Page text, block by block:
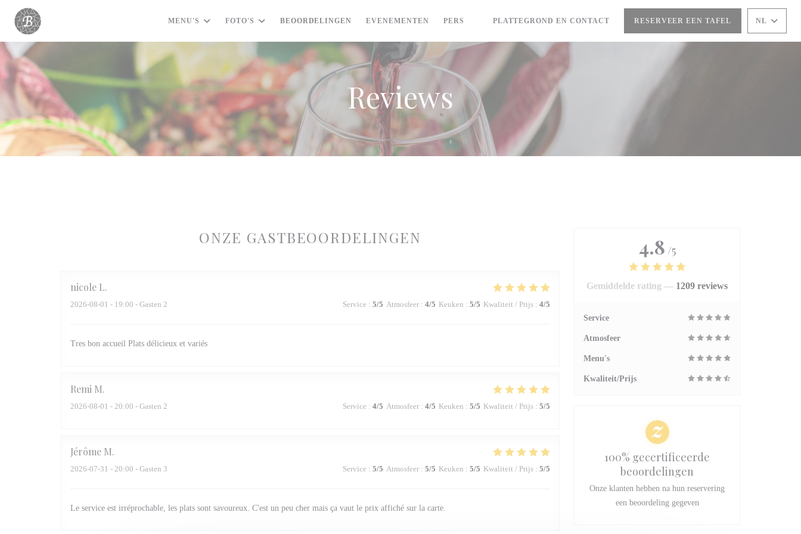
Cookies beheer paneel
MENU'S FOTO'S BEOORDELINGEN EVENEMENTEN PERS PLATTEGROND EN CONTACT RESERVEER EEN TAFEL NL
Reviews
ONZE GASTBEOORDELINGEN
nicole L
2026-08-01 - 19:00 - Gasten 2 Service : 5/5 Atmosfeer : 4/5 Keuken : 5/5 Kwaliteit / Prijs : 4/5
Tres bon accueil Plats délicieux et variés
Remi M
2026-08-01 - 20:00 - Gasten 2 Service : 4/5 Atmosfeer : 4/5 Keuken : 5/5 Kwaliteit / Prijs : 5/5
Jérôme M
2026-07-31 - 20:00 - Gasten 3 Service : 5/5 Atmosfeer : 5/5 Keuken : 5/5 Kwaliteit / Prijs : 5/5
Le service est irréprochable, les plats sont savoureux. C'est un peu cher mais ça vaut le prix affiché sur la carte.
4.8 /5
Gemiddelde rating — 1209 reviews
Service
Atmosfeer
Menu's
Kwaliteit/Prijs
100% gecertificeerde
beoordelingen
Onze klanten hebben na hun reservering
een beoordeling gegeven